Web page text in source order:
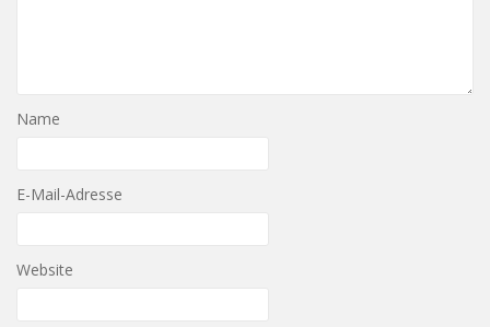
Name
E-Mail-Adresse
Website